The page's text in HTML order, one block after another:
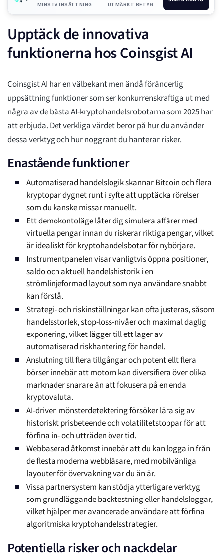
MINSTA INSÄTTNING UTMÄRKT BETYG
Upptäck de innovativa
funktionerna hos Coinsgist AI
Coinsgist AI har en välbekant men ändå föränderlig
uppsättning funktioner som ser konkurrenskraftiga ut med
några av de bästa AI-kryptohandelsrobotarna som 2025 har
att erbjuda. Det verkliga värdet beror på hur du använder
dessa verktyg och hur noggrant du hanterar risker.
Enastående funktioner
Automatiserad handelslogik skannar Bitcoin och flera
kryptopar dygnet runt i syfte att upptäcka rörelser
som du kanske missar manuellt.
Ett demokontoläge låter dig simulera affärer med
virtuella pengar innan du riskerar riktiga pengar, vilket
är idealiskt för kryptohandelsbotar för nybörjare.
Instrumentpanelen visar vanligtvis öppna positioner,
saldo och aktuell handelshistorik i en
strömlinjeformad layout som nya användare snabbt
kan förstå.
Strategi- och riskinställningar kan ofta justeras, såsom
handelsstorlek, stop-loss-nivåer och maximal daglig
exponering, vilket lägger till ett lager av
automatiserad riskhantering för handel.
Anslutning till flera tillgångar och potentiellt flera
börser innebär att motorn kan diversifiera över olika
marknader snarare än att fokusera på en enda
kryptovaluta.
AI-driven mönsterdetektering försöker lära sig av
historiskt prisbeteende och volatilitetstoppar för att
förfina in- och utträden över tid.
Webbaserad åtkomst innebär att du kan logga in från
de flesta moderna webbläsare, med mobilvänliga
layouter för övervakning var du än är.
Vissa partnersystem kan stödja ytterligare verktyg
som grundläggande backtestning eller handelsloggar,
vilket hjälper mer avancerade användare att förfina
algoritmiska kryptohandelsstrategier.
Potentiella risker och nackdelar